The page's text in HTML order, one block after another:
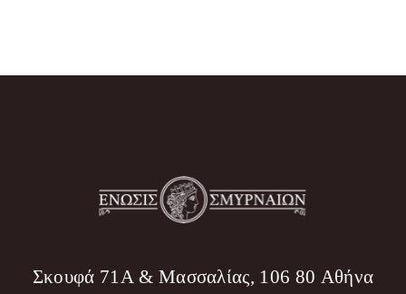
Σκουφά 71Α & Μασσαλίας, 106 80 Αθήνα